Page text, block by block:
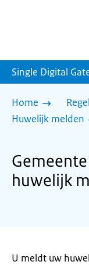
Single Digital
Home
Huwelijk melden
huwelijk
U meldt uw